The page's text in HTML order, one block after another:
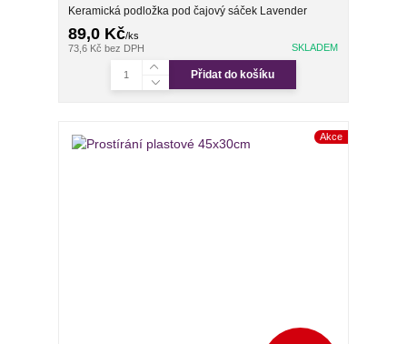
Keramická podložka pod čajový sáček Lavender
89,0 Kč/ks
73,6 Kčbez DPH SKLADEM
Přidat do košíku
Akce